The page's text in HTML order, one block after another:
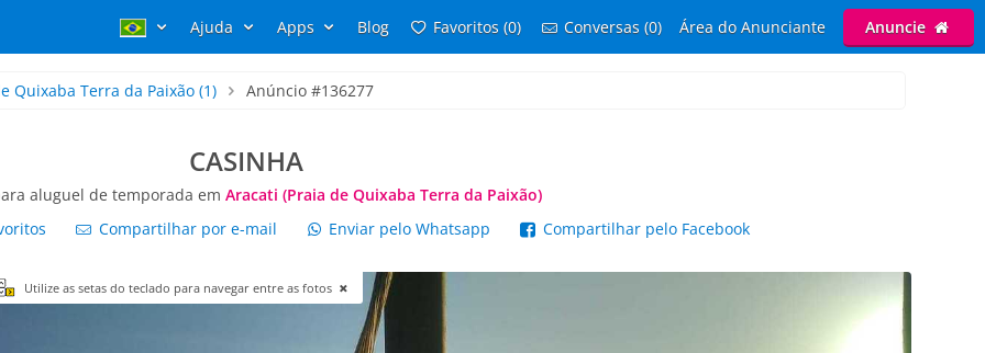
Ajuda Apps Blog Favoritos (0) Conversas (0) Área do Anunciante Anuncie
Quixaba Terra da Paixão(1) Anúncio #136277
CASINHA
aluguel de temporada em Aracati (Praia de Quixaba Terra da Paixão)
Compartilhar por e-mail Enviar pelo Whatsapp Compartilhar pelo Facebook
Utilize as setas do teclado para navegar entre as fotos